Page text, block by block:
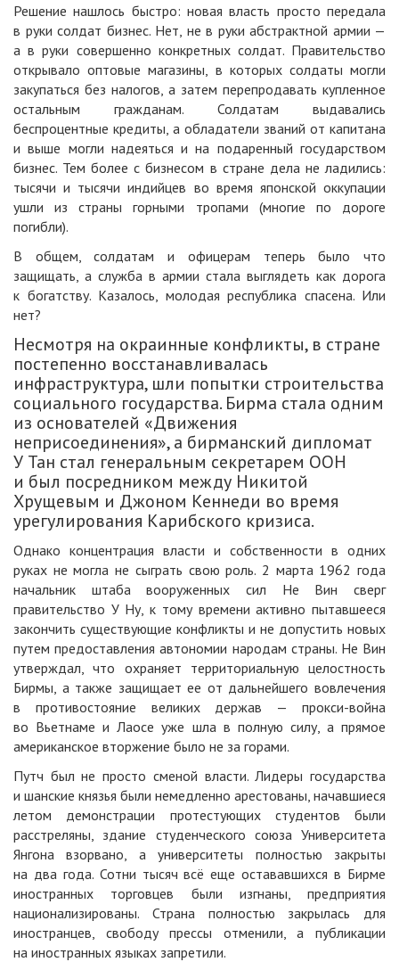
Решение нашлось быстро: новая власть просто передала
в руки солдат бизнес. Нет, не в руки абстрактной армии —
а в руки совершенно конкретных солдат. Правительство
открывало оптовые магазины, в которых солдаты могли
закупаться без налогов, а затем перепродавать купленное
остальным гражданам. Солдатам выдавались
беспроцентные кредиты, а обладатели званий от капитана
и выше могли надеяться и на подаренный государством
бизнес. Тем более с бизнесом в стране дела не ладились:
тысячи и тысячи индийцев во время японской оккупации
ушли из страны горными тропами (многие по дороге
погибли).
В общем, солдатам и офицерам теперь было что
защищать, а служба в армии стала выглядеть как дорога
к богатству. Казалось, молодая республика спасена. Или
нет?
Несмотря на окраинные конфликты, в стране
постепенно восстанавливалась
инфраструктура, шли попытки строительства
социального государства. Бирма стала одним
из основателей «Движения
неприсоединения», а бирманский дипломат
У Тан стал генеральным секретарем ООН
и был посредником между Никитой
Хрущевым и Джоном Кеннеди во время
урегулирования Карибского кризиса.
Однако концентрация власти и собственности в одних
руках не могла не сыграть свою роль. 2 марта 1962 года
начальник штаба вооруженных сил Не Вин сверг
правительство У Ну, к тому времени активно пытавшееся
закончить существующие конфликты и не допустить новых
путем предоставления автономии народам страны. Не Вин
утверждал, что охраняет территориальную целостность
Бирмы, а также защищает ее от дальнейшего вовлечения
в противостояние великих держав — прокси-война
во Вьетнаме и Лаосе уже шла в полную силу, а прямое
американское вторжение было не за горами.
Путч был не просто сменой власти. Лидеры государства
и шанские князья были немедленно арестованы, начавшиеся
летом демонстрации протестующих студентов были
расстреляны, здание студенческого союза Университета
Янгона взорвано, а университеты полностью закрыты
на два года. Сотни тысяч всё еще остававшихся в Бирме
иностранных торговцев были изгнаны, предприятия
национализированы. Страна полностью закрылась для
иностранцев, свободу прессы отменили, а публикации
на иностранных языках запретили.